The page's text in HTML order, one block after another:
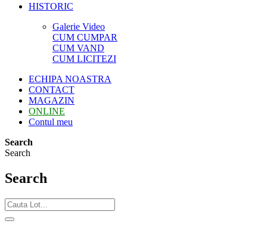
HISTORIC
Galerie Video
CUM CUMPAR
CUM VAND
CUM LICITEZI
ECHIPA NOASTRA
CONTACT
MAGAZIN
ONLINE
Contul meu
Search
Search
Search